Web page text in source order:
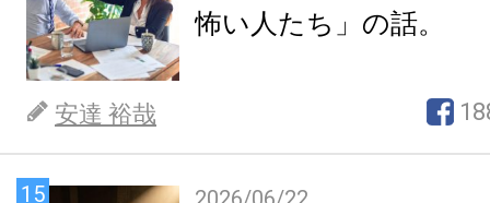
怖い人たち」の話。
安達 裕哉
15